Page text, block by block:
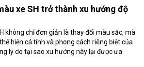
xe SH trở thành xu hướng độ
không chỉ đơn giản là thay đổi màu sắc, mà
hiện cá tính và phong cách riêng biệt của
lý do tại sao xu hướng này lại được ưa